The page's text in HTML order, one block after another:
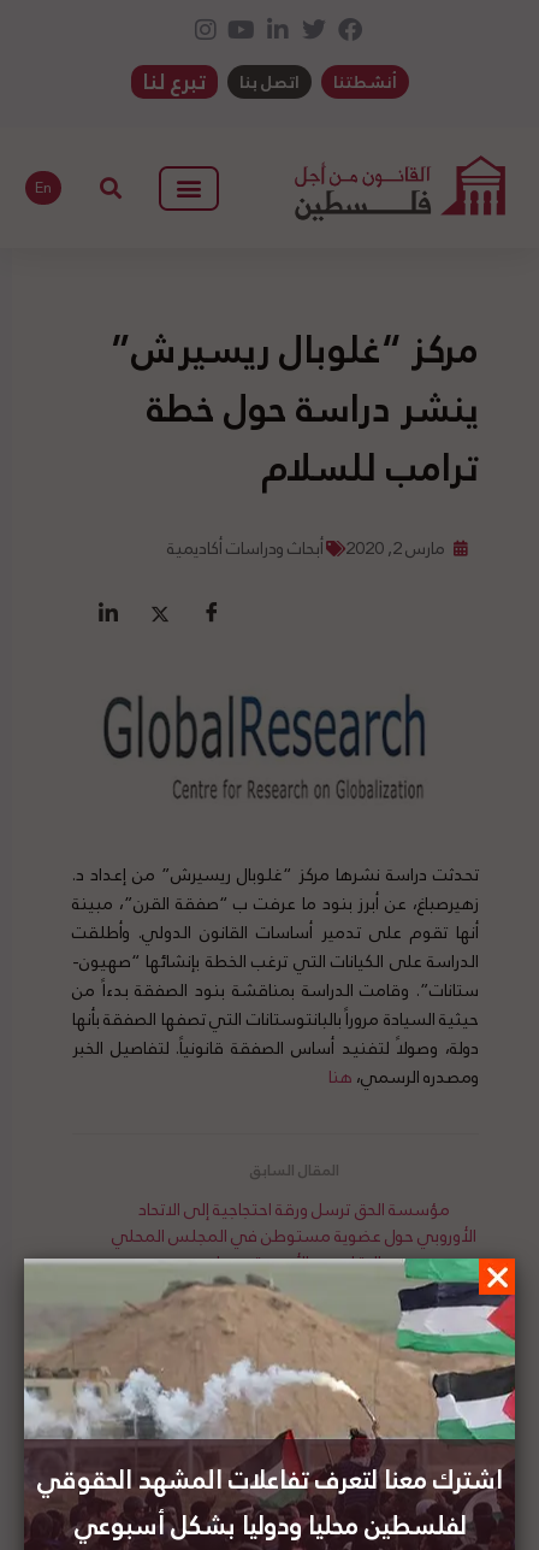
أنشطتنا اتصل بنا تبرع لنا
En
مركز “غلوبال ريسيرش”
ينشر دراسة حول خطة
ترامب للسلام
مارس 2, 2020 أبحاث ودراسات أكاديمية
تحدثت دراسة نشرها مركز “غلوبال ريسيرش” من إعداد د.
زهيرصباغ، عن أبرز بنود ما عرفت ب “صفقة القرن”، مبينة
أنها تقوم على تدمير أساسات القانون الدولي. وأطلقت
الدراسة على الكيانات التي ترغب الخطة بإنشائها “صهيون-
ستانات”. وقامت الدراسة بمناقشة بنود الصفقة بدءاً من
حيثية السيادة مروراً بالبانتوستانات التي تصفها الصفقة بأنها
دولة، وصولاً لتفنيد أساس الصفقة قانونياً. لتفاصيل الخبر
ومصدره الرسمي،هنا
مؤسسة الحق ترسل ورقة احتجاجية إلى الاتحاد
الأوروبي حول عضوية مستوطن في المجلس المحلي
والإقليمي الأورومتوسطي
أكثر من 100 منتج أفلام يقاطعون مهرجانا سيعقد
في تل أبيب بسبب الانتهاكات الإسرائيلية
اشترك معنا لتعرف تفاعلات المشهد الحقوقي
لفلسطين محليا ودوليا بشكل أسبوعي